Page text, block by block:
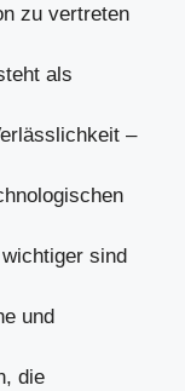
zu vertreten
als
–
sind
und
die